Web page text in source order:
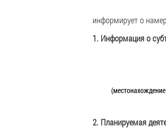
информирует о
1. Информация о
2. Планируемая